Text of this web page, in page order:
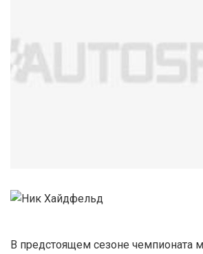
В предстоящем сезоне чемпионата